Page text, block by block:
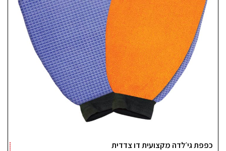
כפפת גי׳לדה מקצועית דו צדדית